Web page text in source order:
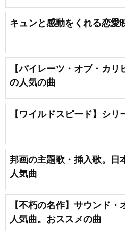
キュンと感動をくれる恋愛
【パイレーツ・オブ・カ
の人気の曲
【ワイルドスピード】シリ
邦画の主題歌・挿入歌。日
人気曲
【不朽の名作】サウンド
人気曲。おススメの曲